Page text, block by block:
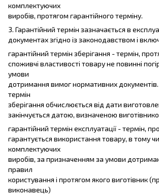
комплектуючих
виробів, протягом гарантійного терміну.
3. Гарантійний термін зазначається в
документах згідно із законодавством і
гарантійний термін зберігання - термін,
споживчі властивості товару не повинні
умови
дотримання вимог нормативних документів.
термін
зберігання обчислюється від дати
закінчується датою, визначеною
гарантійний термін експлуатації - термін,
гарантується використання товару, в тому
комплектуючих
виробів, за призначенням за умови
правил
користування і протягом якого виготівник
виконавець)